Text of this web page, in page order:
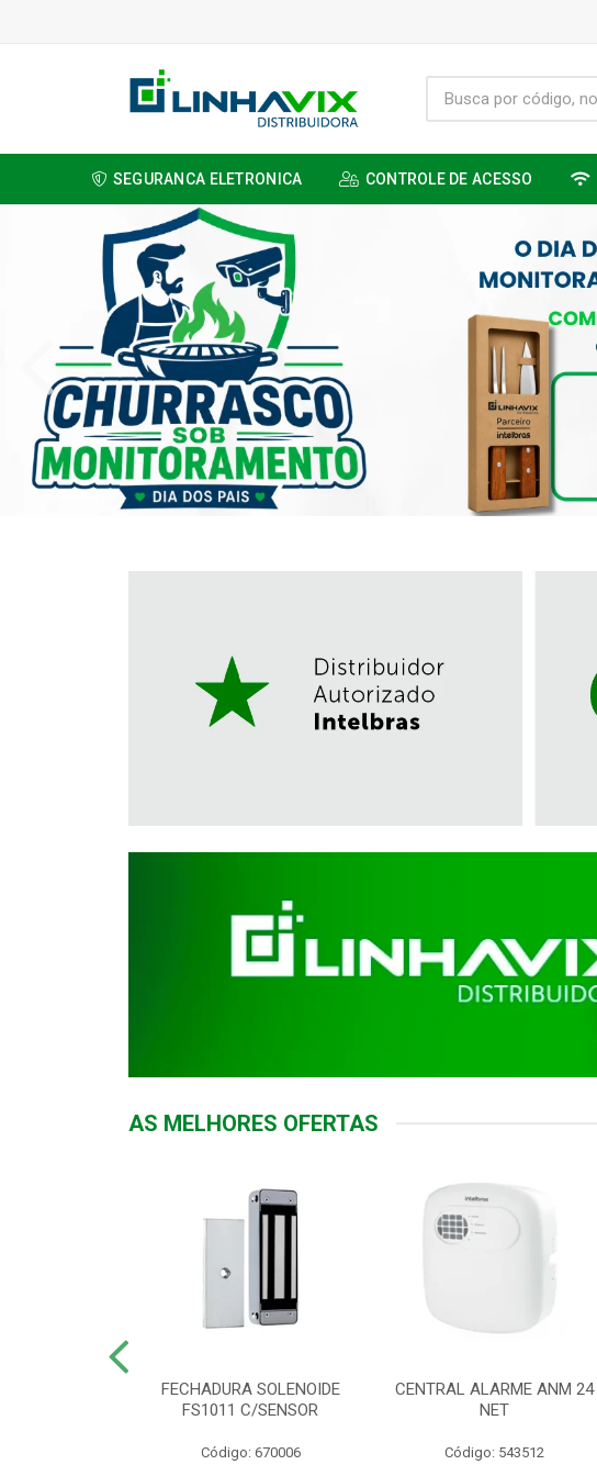
SEGURANCA ELETRONICA CONTROLE DE ACESSO
AS MELHORES OFERTAS
FECHADURA SOLENOIDE
FS1011 C/SENSOR
Código: 670006
CENTRAL ALARME ANM 24
NET
Código: 543512